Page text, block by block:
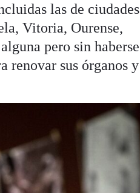
las de ciudades
Vitoria, Ourense,
pero sin haberse
renovar sus órganos y